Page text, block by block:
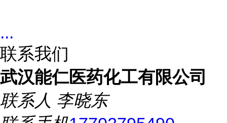
...
联系我们
武汉能仁医药化工有限公司
联系人 李晓东